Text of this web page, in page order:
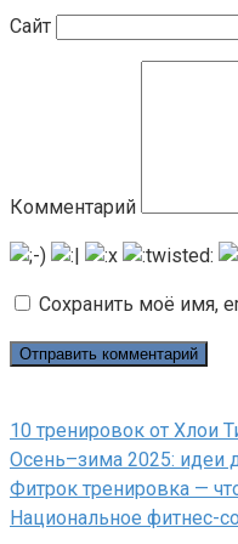
Сайт
Комментарий
Сохранить моё имя,
10 тренировок от Хлои
Осень–зима 2025: идеи
Фитрок тренировка —
Национальное фитнес-